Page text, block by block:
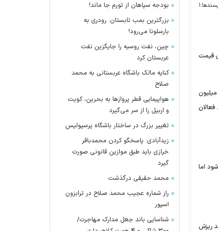
۱
قیمت
با اشاره به کاهش نزدیک به یک میلیون و هشتصد هزار تومانی قیمت پراید در هفته جاری گفت: هر چند قیمت پراید به حدود ۴۶ میلیون
. فعالان
شده و به قیمت ۴۹ میلیون فایل می شود اما
ریزش
بودجه سپاهان از تورم جا ماند!
بزرگترین بمب تابستان: رودری به
بارسلونا می‌رود!
چین، نفت روسیه را جایگزین نفت
عربستان کرد
کنایه مالک باشگاه عربستانی به محمد
صلاح
هواپیمایی قطر پرواز‌ها به بحرین، کویت
و اربیل را از سر می‌گیرد
تغییر بزرگ در ساختار باشگاه پرسپولیس
زیدآبادی: پاسخگو کردن محمدباقر
خرازی باید طبق موازین قانونی صورت
گیرد
محمد حقیقی درگذشت
راز شماره عجیب محمد صلاح در ترابزون
اسپور
شناسایی باند جعل مدارک مهاجرت/